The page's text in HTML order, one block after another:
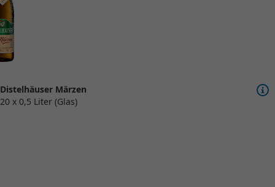
Distelhäuser Märzen
20 x 0,5 Liter (Glas)